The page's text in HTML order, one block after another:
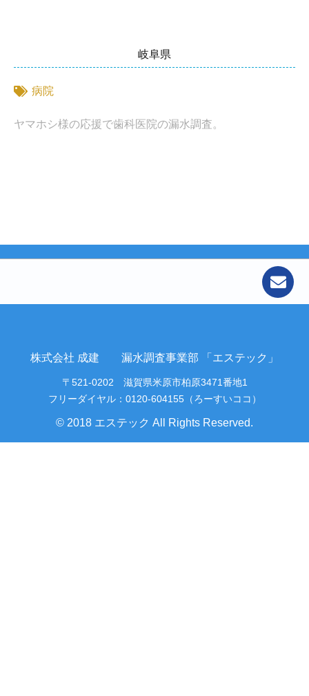
岐阜県
病院
ヤマホシ様の応援で歯科医院の漏水調査。
株式会社 成建 漏水調査事業部 「エステック」
〒521-0202 滋賀県米原市柏原3471番地1
フリーダイヤル：0120-604155（ろーすいココ）
© 2018 エステック All Rights Reserved.